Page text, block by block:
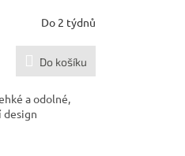
Do 2 týdnů
Do košíku
a odolné,
design